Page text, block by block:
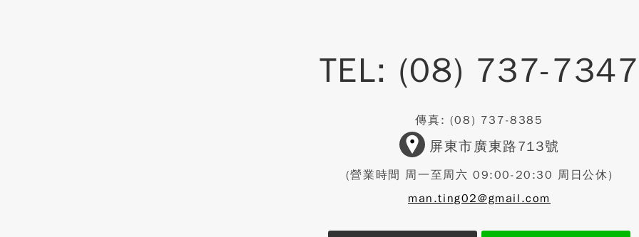
TEL: (08) 737-7347
傳真: (08) 737-8385
屏東市廣東路713號
(營業時間 周一至周六 09:00-20:30 周日公休)
man.ting02@gmail.com